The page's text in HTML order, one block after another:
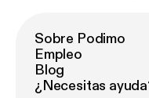
Sobre Podimo
Empleo
Blog
¿Necesitas